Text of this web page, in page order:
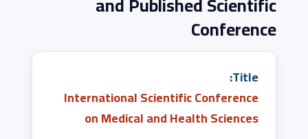
Conference
Title:
International Scientific Conference
on Medical and Health Sciences